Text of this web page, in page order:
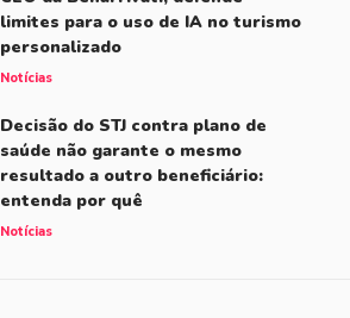
limites para o uso de IA no turismo
personalizado
Notícias
Decisão do STJ contra plano de
saúde não garante o mesmo
resultado a outro beneficiário:
entenda por quê
Notícias